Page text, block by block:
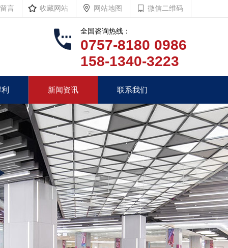
言 收藏网站 网站地图 微信二维码
全国咨询热线：
0757-8180 0986
158-1340-3223
新闻资讯 联系我们